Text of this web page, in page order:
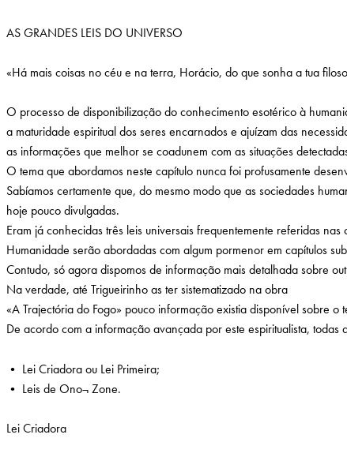
AS GRANDES LEIS DO UNIVERSO
«Há mais coisas no céu e na terra, Horácio, do que sonha a tua
O processo de disponibilização do conhecimento esotérico à
a maturidade espiritual dos seres encarnados e ajuízam das
as informações que melhor se coadunem com as situações
O tema que abordamos neste capítulo nunca foi profusamente
Sabíamos certamente que, do mesmo modo que as sociedades
hoje pouco divulgadas.
Eram já conhecidas três leis universais frequentemente referidas
Humanidade serão abordadas com algum pormenor em capítulos
Contudo, só agora dispomos de informação mais detalhada sobre
Na verdade, até Trigueirinho as ter sistematizado na obra
«A Trajectória do Fogo» pouco informação existia disponível sobre o
De acordo com a informação avançada por este espiritualista,
• Lei Criadora ou Lei Primeira;
• Leis de Ono¬ Zone.
Lei Criadora